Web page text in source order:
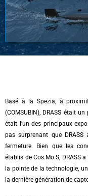
Basé à la Spezia, à
(COMSUBIN), DRASS était
était l’un des principaux
pas surprenant que
fermeture. Bien que les
établis de Cos.Mo.S, DRASS
la pointe de la technologie,
la dernière génération de